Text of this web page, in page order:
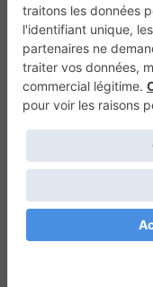
Génération Electrique
Depuis 2010